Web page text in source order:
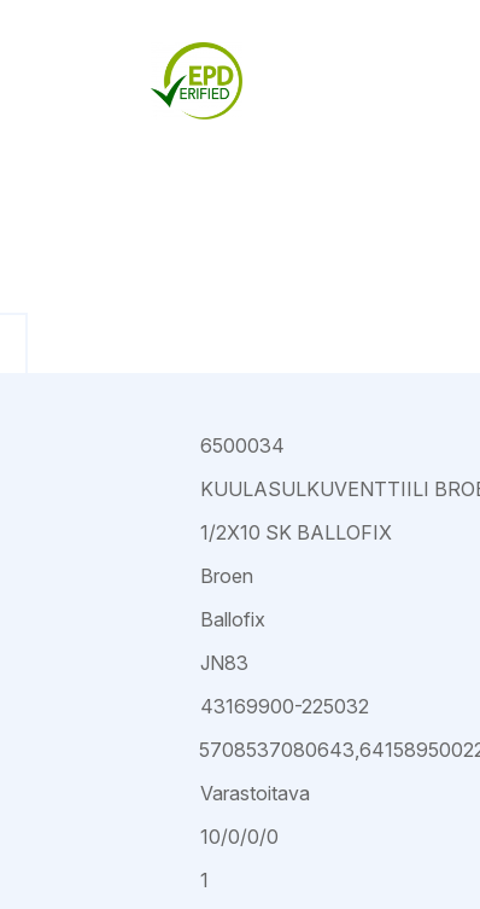
Pori
Rauma
6500034
KUULASULKUVENTTIILI
1/2X10 SK BALLOFIX
Broen
Ballofix
JN83
43169900-225032
Varastoitava
10/0/0/0
1